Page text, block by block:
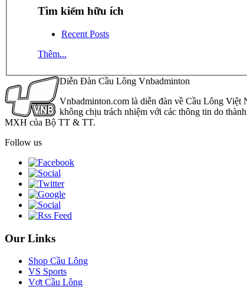
Tìm kiếm hữu ích
Recent Posts
Thêm...
Diễn Đàn Cầu Lông Vnbadminton
Vnbadminton.com là diễn đàn về Cầu Lông Việt
không chịu trách nhiệm với các thông tin do
MXH của Bộ TT & TT.
Follow us
Our Links
Shop Cầu Lông
VS Sports
Vợt Cầu Lông